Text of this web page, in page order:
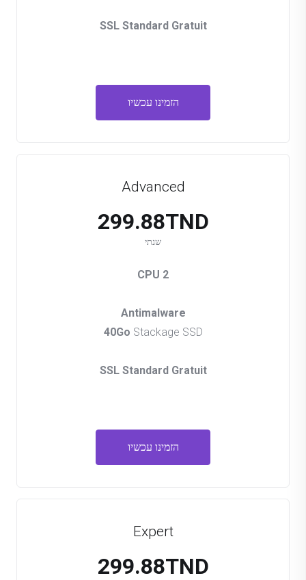
SSL Standard Gratuit
הזמינו עכשיו
Advanced
299.88TND
שנתי
2 CPU
Antimalware
40Go Stackage SSD
SSL Standard Gratuit
הזמינו עכשיו
Expert
299.88TND